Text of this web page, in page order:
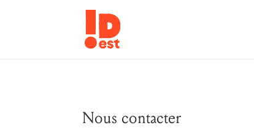
Nous contacter